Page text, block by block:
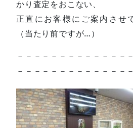
かり査定をおこない、
正直にお客様にご案内させ
（当たり前ですが…）
－－－－－－－－－－－－－
－－－－－－－－－－－－－